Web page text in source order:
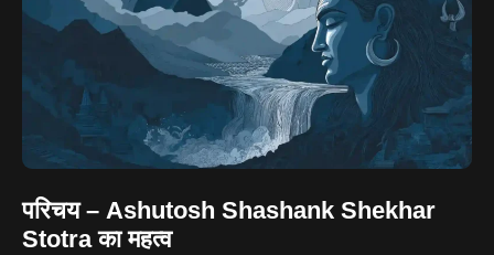
परिचय – Ashutosh Shashank Shekhar
Stotra का महत्व